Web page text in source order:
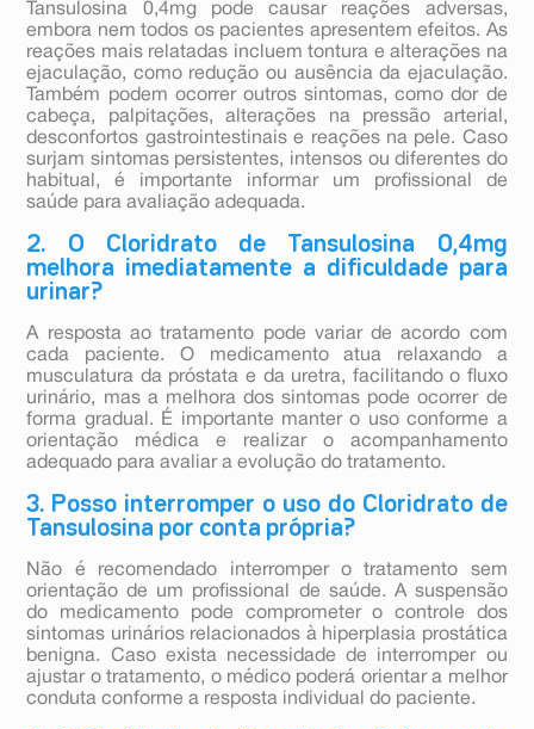
Tansulosina 0,4mg pode causar reações adversas,
embora nem todos os pacientes apresentem efeitos. As
reações mais relatadas incluem tontura e alterações na
ejaculação, como redução ou ausência da ejaculação.
Também podem ocorrer outros sintomas, como dor de
cabeça, palpitações, alterações na pressão arterial,
desconfortos gastrointestinais e reações na pele. Caso
surjam sintomas persistentes, intensos ou diferentes do
habitual, é importante informar um profissional de
saúde para avaliação adequada.
2. O Cloridrato de Tansulosina 0,4mg
melhora imediatamente a dificuldade para
urinar?
A resposta ao tratamento pode variar de acordo com
cada paciente. O medicamento atua relaxando a
musculatura da próstata e da uretra, facilitando o fluxo
urinário, mas a melhora dos sintomas pode ocorrer de
forma gradual. É importante manter o uso conforme a
orientação médica e realizar o acompanhamento
adequado para avaliar a evolução do tratamento.
3. Posso interromper o uso do Cloridrato de
Tansulosina por conta própria?
Não é recomendado interromper o tratamento sem
orientação de um profissional de saúde. A suspensão
do medicamento pode comprometer o controle dos
sintomas urinários relacionados à hiperplasia prostática
benigna. Caso exista necessidade de interromper ou
ajustar o tratamento, o médico poderá orientar a melhor
conduta conforme a resposta individual do paciente.